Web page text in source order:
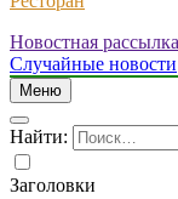
Новостная рассылка
Случайные новости
Меню
Найти:
Заголовки